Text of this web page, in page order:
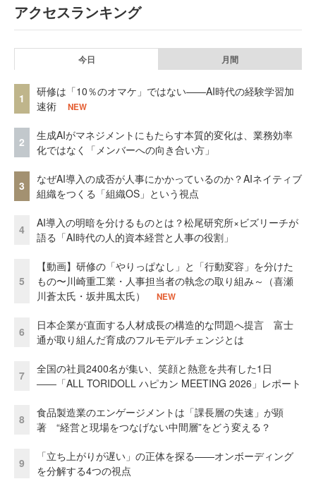
アクセスランキング
今日 月間
1
研修は「10％のオマケ」ではない——AI時代の経験学習加
速術
NEW
2
生成AIがマネジメントにもたらす本質的変化は、業務効率
化ではなく「メンバーへの向き合い方」
3
なぜAI導入の成否が人事にかかっているのか？AIネイティブ
組織をつくる「組織OS」という視点
4
AI導入の明暗を分けるものとは？松尾研究所×ビズリーチが
語る「AI時代の人的資本経営と人事の役割」
5
【動画】研修の「やりっぱなし」と「行動変容」を分けた
もの〜川崎重工業・人事担当者の執念の取り組み～（喜瀬
川蒼太氏・坂井風太氏）
NEW
6
日本企業が直面する人材成長の構造的な問題へ提言 富士
通が取り組んだ育成のフルモデルチェンジとは
7
全国の社員2400名が集い、笑顔と熱意を共有した1日
――「ALL TORIDOLL ハピカン MEETING 2026」レポート
8
食品製造業のエンゲージメントは「課長層の失速」が顕
著 “経営と現場をつなげない中間層”をどう変える？
9
「立ち上がりが遅い」の正体を探る——オンボーディング
を分解する4つの視点